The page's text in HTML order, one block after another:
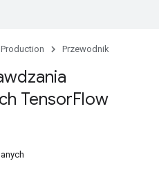
Przewodnik
TensorFlow